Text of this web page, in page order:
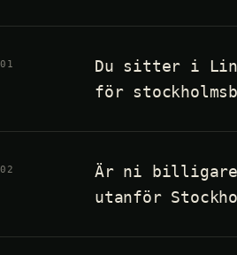
01
Du sitter i
för
02
Är ni
utanför